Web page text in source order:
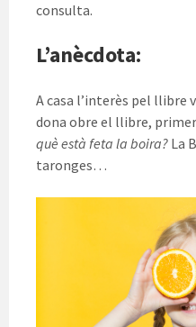
consulta.
L’anècdota:
A casa l’interès pel llibre
dona obre el llibre,
què està feta la boira? La
taronges…